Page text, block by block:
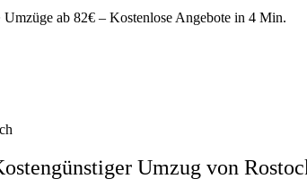
ab 82€ – Kostenlose Angebote in 4 Min.
Umzug von